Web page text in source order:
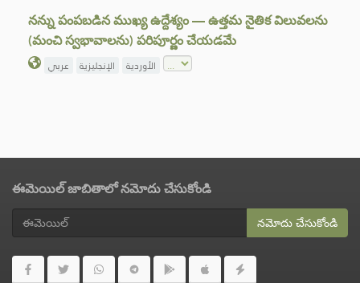
నన్ను పంపబడిన ముఖ్య ఉద్దేశ్యం — ఉత్తమ నైతిక విలువలను
(మంచి స్వభావాలను) పరిపూర్ణం చేయడమే
عربي الإنجليزية الأوردية
ఈమెయిల్ జాబితాలో నమోదు చేసుకోండి
నమోదు చేసుకోండి